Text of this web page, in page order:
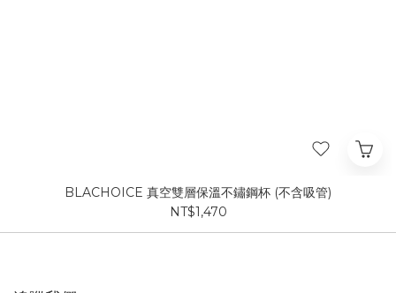
BLACHOICE 真空雙層保溫不鏽鋼杯 (不含吸管)
NT$1,470